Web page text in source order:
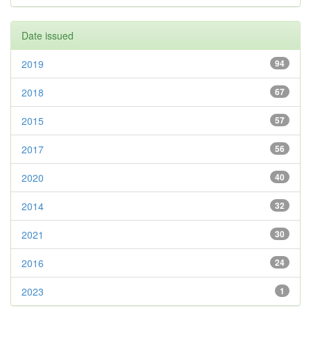
Date issued
94
2019
67
2018
57
2015
56
2017
40
2020
32
2014
30
2021
24
2016
1
2023